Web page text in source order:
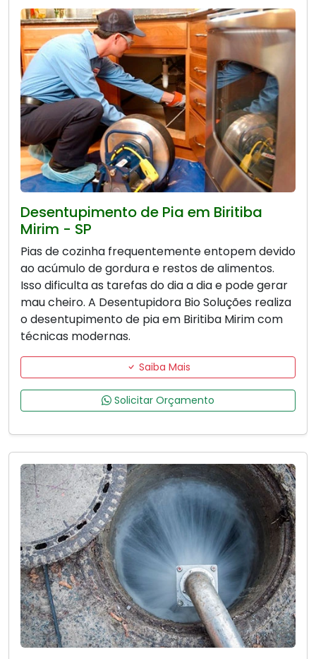
Desentupimento de Pia em Biritiba
Mirim - SP
Pias de cozinha frequentemente entopem devido
ao acúmulo de gordura e restos de alimentos.
Isso dificulta as tarefas do dia a dia e pode gerar
mau cheiro. A Desentupidora Bio Soluções realiza
o desentupimento de pia em Biritiba Mirim com
técnicas modernas.
Saiba Mais
Solicitar Orçamento